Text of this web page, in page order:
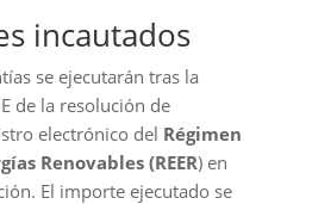
incautados
se ejecutarán tras la
de la resolución de
electrónico del Régimen
Renovables (REER) en
El importe ejecutado se